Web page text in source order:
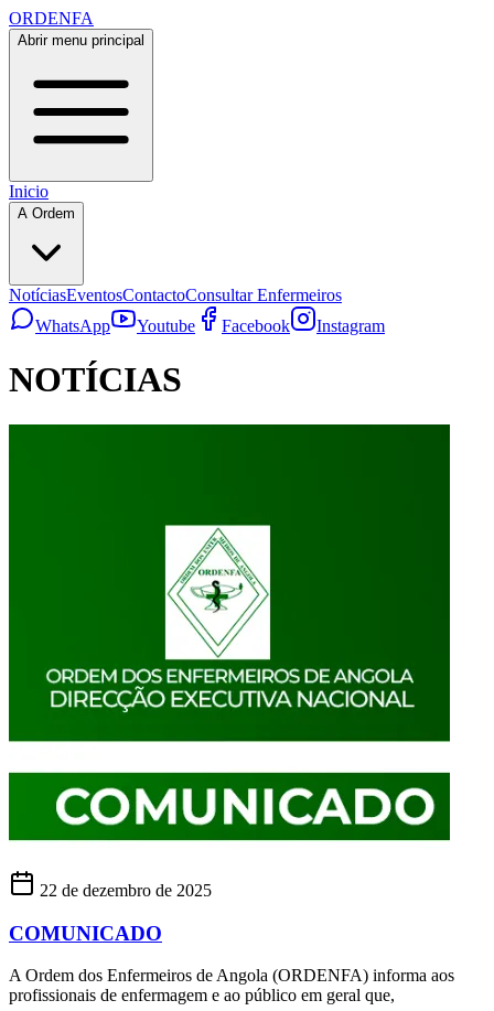
ORDENFA
Abrir menu principal
Inicio
A Ordem
NotíciasEventosContactoConsultar Enfermeiros
WhatsApp
Youtube Facebook Instagram
NOTÍCIAS
22 de dezembro de 2025
COMUNICADO
A Ordem dos Enfermeiros de Angola (ORDENFA) informa aos
profissionais de enfermagem e ao público em geral que,